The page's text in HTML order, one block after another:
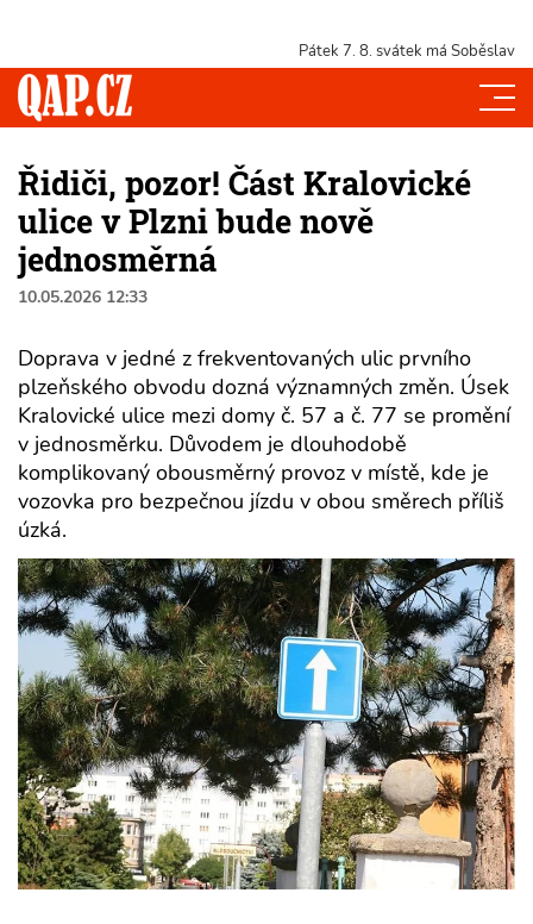
Pátek 7. 8. svátek má Soběslav
Řidiči, pozor! Část Kralovické
ulice v Plzni bude nově
jednosměrná
10.05.2026 12:33
Doprava v jedné z frekventovaných ulic prvního
plzeňského obvodu dozná významných změn. Úsek
Kralovické ulice mezi domy č. 57 a č. 77 se promění
v jednosměrku. Důvodem je dlouhodobě
komplikovaný obousměrný provoz v místě, kde je
vozovka pro bezpečnou jízdu v obou směrech příliš
úzká.